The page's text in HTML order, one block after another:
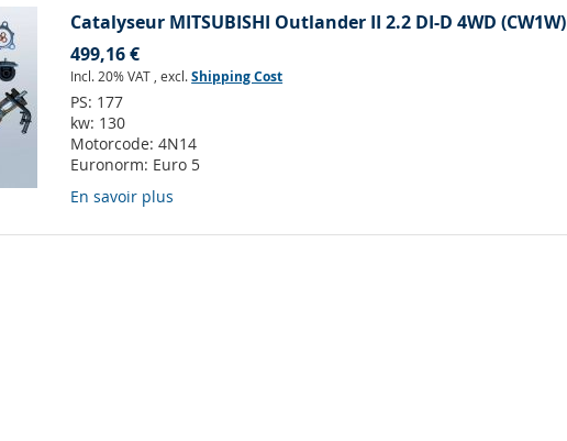
Catalyseur MITSUBISHI Outlander II 2.2 DI-D 4WD (CW1W)
499,16 €
Incl. 20% VAT ,excl.Shipping Cost
PS: 177
kw: 130
Motorcode:4N14
Euronorm: Euro 5
En savoir plus